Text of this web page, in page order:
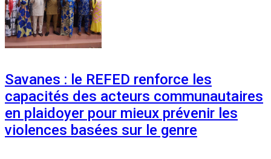
Savanes : le REFED renforce les
capacités des acteurs communautaires
en plaidoyer pour mieux prévenir les
violences basées sur le genre